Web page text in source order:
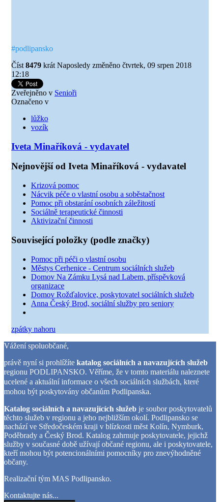
#podlipansko
Číst 8479 krát Naposledy změněno čtvrtek, 09 srpen 2018
12:18
Zveřejněno v Senioři
Označeno v
lůžko
vozík
Iveta Minaříková - vydavatel
Nejnovější od Iveta Minaříková - vydavatel
Krizová pomoc
Nácvik péče o vlastní osobu a soběstačnost
Pomoc při obstarání osobních záležitostí
Sociálně terapeutické činnosti
Aktivizační činnosti
Související položky (podle značky)
Pomoc při péči o vlastní osobu
Městys Cerhenice - Centrum sociálních služeb
Domov Na Zámku Lysá nad Labem, příspěvková
organizace
Domov Rožďalovice, poskytovatel sociálních služeb
Anna Český Brod, sociální služby pro seniory
zpátky nahoru
Vážení spoluobčané,
právě nyní si prohlížíte katalog sociálních a navazujících služeb
regionu PODLIPANSKO. Věříme, že v tomto materiálu naleznete
ucelené a aktuální informace o všech sociálních službách, které
mohou být poskytovány občanům Podlipanska.
Katalog sociálních a navazujících služeb je soubor poskytovatelů
těchto služeb v regionu a jeho nejbližším okolí. Podlipansko se
nachází ve Středočeském kraji v blízkosti měst Kolín, Nymburk,
Poděbrady a Český Brod. Katalog zahrnuje poskytovatele, jejichž
služby v současné době užívají občané regionu, ale i poskytovatele,
kteří mohou být potencionálními pomocníky pro znevýhodněné
občany.
Realizační tým MAS Podlipansko.
Kontaktujte nás...